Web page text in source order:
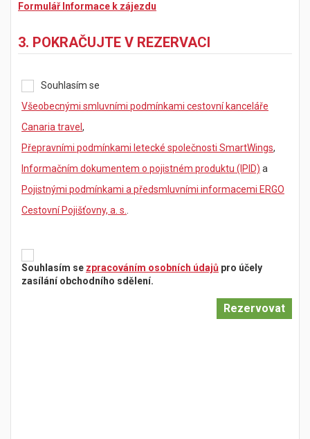
Formulář Informace k zájezdu
3. POKRAČUJTE V REZERVACI
Souhlasím se
Všeobecnými smluvními podmínkami cestovní kanceláře
Canaria travel ,
Přepravními podmínkami letecké společnosti SmartWings,
Informačním dokumentem o pojistném produktu (IPID) a
Pojistnými podmínkami a předsmluvními informacemi ERGO
Cestovní Pojišťovny, a. s.
Souhlasím se zpracováním osobních údajů pro účely
zasílání obchodního sdělení.